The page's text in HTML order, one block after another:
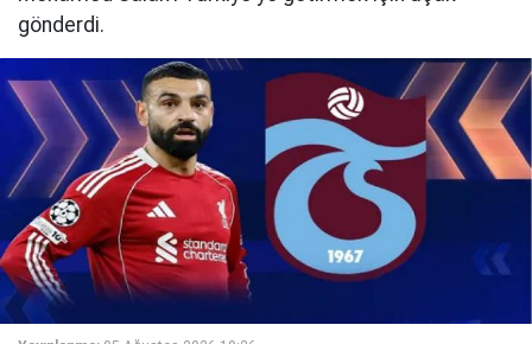
gönderdi.